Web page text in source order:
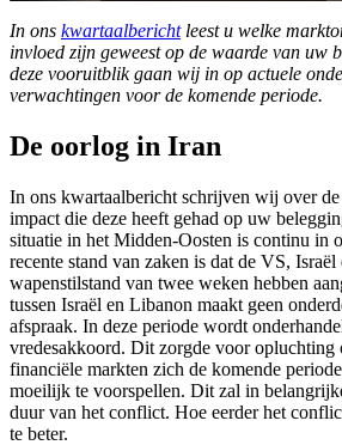
In ons kwartaalberichtleest u welke
invloed zijn geweest op de waarde van uw
deze vooruitblik gaan wij in op actuele
verwachtingen voor de komende periode.
De oorlog in Iran
In ons kwartaalbericht schrijven wij over
impact die deze heeft gehad op uw
situatie in het Midden-Oosten is continu in
recente stand van zaken is dat de VS, Israël
wapenstilstand van twee weken hebben
tussen Israël en Libanon maakt geen
afspraak. In deze periode wordt
vredesakkoord. Dit zorgde voor opluchting
financiële markten zich de komende
moeilijk te voorspellen. Dit zal in
duur van het conflict. Hoe eerder het
te beter.